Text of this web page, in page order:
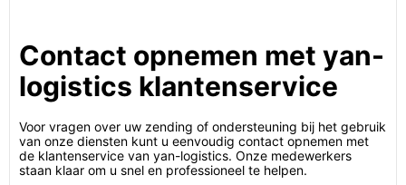
Contact opnemen met yan-
logistics klantenservice
Voor vragen over uw zending of ondersteuning bij het gebruik
van onze diensten kunt u eenvoudig contact opnemen met
de klantenservice van yan-logistics. Onze medewerkers
staan klaar om u snel en professioneel te helpen.